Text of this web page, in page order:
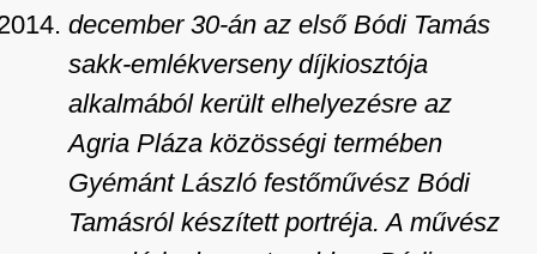
december 30-án az első Bódi Tamás
sakk-emlékverseny díjkiosztója
alkalmából került elhelyezésre az
Agria Pláza közösségi termében
Gyémánt László festőművész Bódi
Tamásról készített portréja. A művész